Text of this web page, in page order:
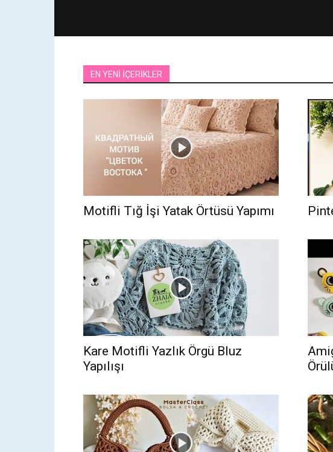
EN YENİ İÇERİKLER
Motifli Tığ İşi Yatak Örtüsü Yapımı
Kare Motifli Yazlık Örgü Bluz
Yapılışı